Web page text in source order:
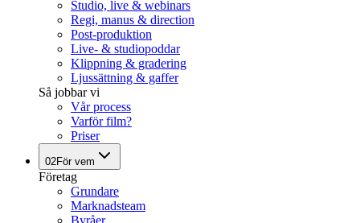
Studio, live & webinars
Regi, manus & direction
Post-produktion
Live- & studiopoddar
Klippning & gradering
Ljussättning & gaffer
Så jobbar vi
Vår process
Varför film?
Priser
02För vem
Företag
Grundare
Marknadsteam